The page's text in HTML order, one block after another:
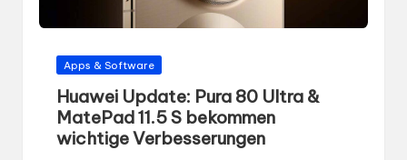
Gepostet
Apps & Software
Huawei Update: Pura 80 Ultra &
MatePad 11.5 S bekommen
wichtige Verbesserungen